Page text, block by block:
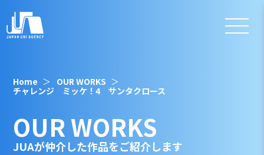
Home
OUR WORKS
チャレンジ ミッケ！4 サンタクロース
OUR WORKS
JUAが仲介した作品をご紹介します